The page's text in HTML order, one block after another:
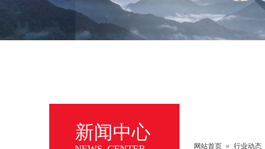
新闻中心
网站首页 ≡ 行业动态